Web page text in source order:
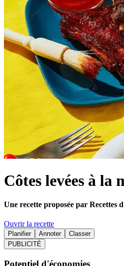
Côtes levées à la
Une recette proposée par Recettes
Ouvrir la recette
Planifier Annoter
Classer
PUBLICITÉ
Potentiel d'économies